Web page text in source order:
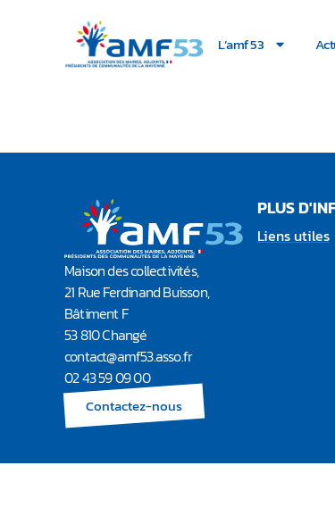
L’amf 53
Maison des collectivités,
21 Rue Ferdinand Buisson,
Bâtiment F
53 810 Changé
contact@amf53.asso.fr​
02 43 59 09 00
Contactez-nous
PLUS
Liens utiles